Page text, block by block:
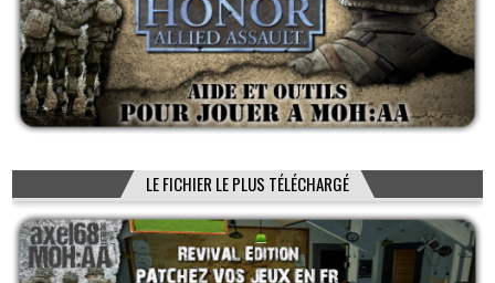
LE FICHIER LE PLUS TÉLÉCHARGÉ